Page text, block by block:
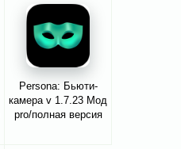
Persona: Бьюти-
камера v 1.7.23 Мод
pro/полная версия